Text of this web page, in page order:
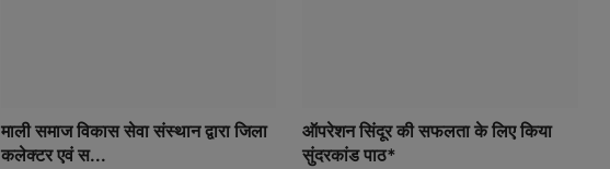
माली समाज विकास सेवा संस्थान द्वारा जिला
कलेक्टर एवं स...
ऑपरेशन सिंदूर की सफलता के लिए किया
सुंदरकांड पाठ*